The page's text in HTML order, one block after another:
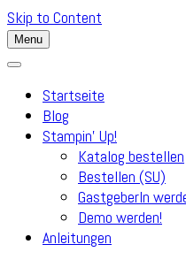
Skip to Content
Menu
Startseite
Blog
Stampin’ Up!
Katalog bestellen
Bestellen (SU)
GastgeberIn
Demo werden!
Anleitungen